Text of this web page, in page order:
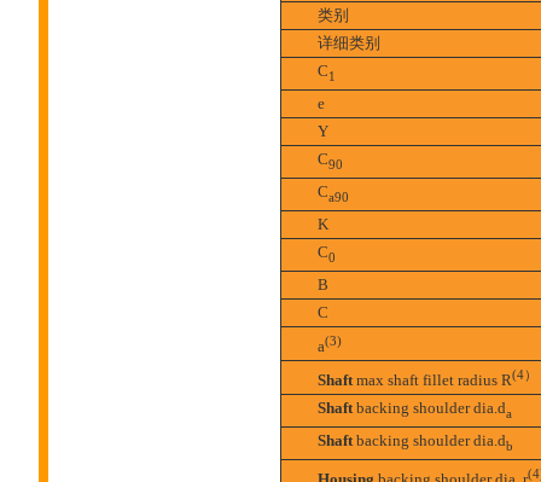
类别
详细类别
C1
e
Y
C90
Ca90
K
C0
B
C
a(3)
Shaftmax shaft fillet radius R(4）
Shaftbacking shoulder dia.da
Shaftbacking shoulder dia.db